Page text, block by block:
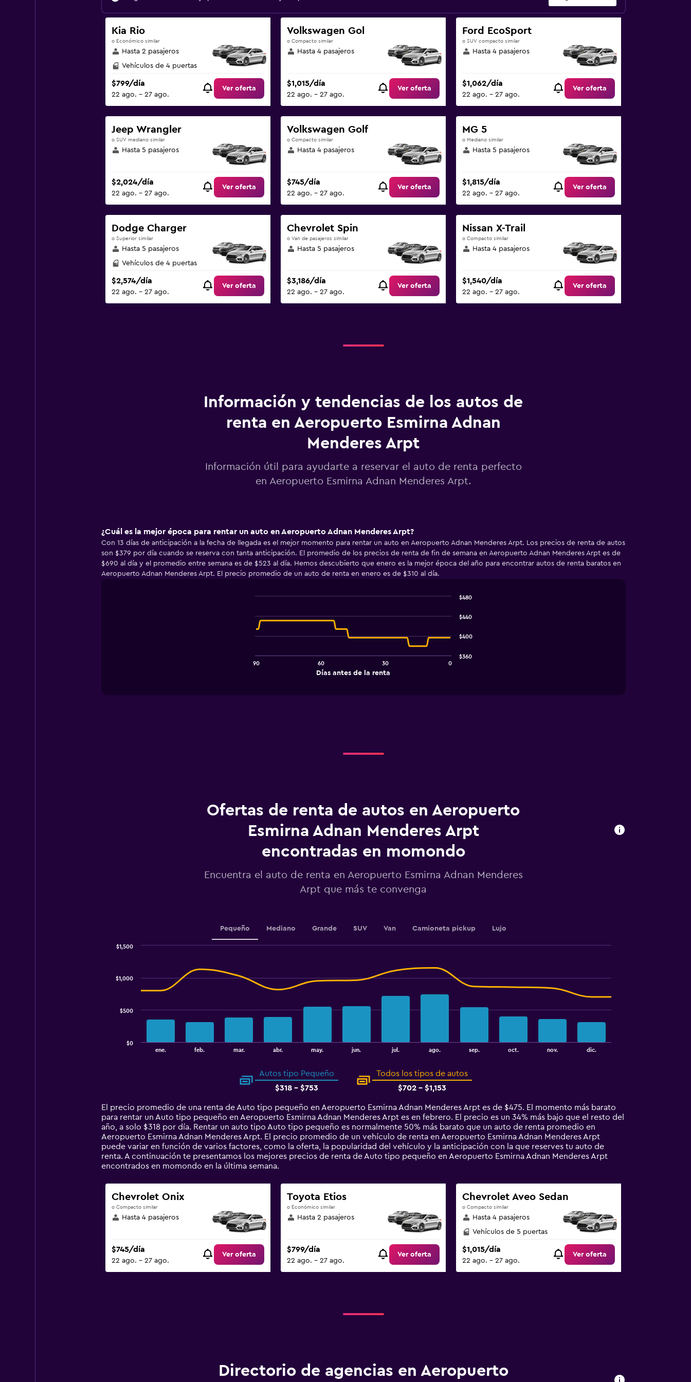
Kia Rio
o Económico similar
Hasta 2 pasajeros
Vehículos de 4 puertas
$799/día
22 ago. - 27 ago.
Ver oferta
Volkswagen Gol
o Compacto similar
Hasta 4 pasajeros
$1,015/día
22 ago. - 27 ago.
Ver oferta
Ford EcoSport
o SUV compacto similar
Hasta 4 pasajeros
$1,062/día
22 ago. - 27 ago.
Ver oferta
Jeep Wrangler
o SUV mediano similar
Hasta 5 pasajeros
$2,024/día
22 ago. - 27 ago.
Ver oferta
Volkswagen Golf
o Compacto similar
Hasta 4 pasajeros
$745/día
22 ago. - 27 ago.
Ver oferta
MG 5
o Mediano similar
Hasta 5 pasajeros
$1,815/día
22 ago. - 27 ago.
Ver oferta
Dodge Charger
o Superior similar
Hasta 5 pasajeros
Vehículos de 4 puertas
$2,574/día
22 ago. - 27 ago.
Ver oferta
Chevrolet Spin
o Van de pasajeros similar
Hasta 5 pasajeros
$3,186/día
22 ago. - 27 ago.
Ver oferta
Nissan X-Trail
o Compacto similar
Hasta 4 pasajeros
$1,540/día
22 ago. - 27 ago.
Ver oferta
Información y tendencias de los autos de
renta en Aeropuerto Esmirna Adnan
Menderes Arpt
Información útil para ayudarte a reservar el auto de renta perfecto
en Aeropuerto Esmirna Adnan Menderes Arpt.
¿Cuál es la mejor época para rentar un auto en Aeropuerto Adnan Menderes Arpt?
Con 13 días de anticipación a la fecha de llegada es el mejor momento para rentar un auto en Aeropuerto Adnan Menderes Arpt. Los precios de renta de autos
son $379 por día cuando se reserva con tanta anticipación. El promedio de los precios de renta de fin de semana en Aeropuerto Adnan Menderes Arpt es de
$690 al día y el promedio entre semana es de $523 al día. Hemos descubierto que enero es la mejor época del año para encontrar autos de renta baratos en
Aeropuerto Adnan Menderes Arpt. El precio promedio de un auto de renta en enero es de $310 al día.
chart
with
The
categories.
The
chart
has
displaying
Días antes de la renta
90 60 30 0
$360
$400
$440
$480
Ofertas de renta de autos en Aeropuerto
Esmirna Adnan Menderes Arpt
encontradas en momondo
Encuentra el auto de renta en Aeropuerto Esmirna Adnan Menderes
Arpt que más te convenga
Pequeño Mediano Grande SUV Van Camioneta pickup Lujo
14
categories.
The
chart
has
1
Y
displaying
values.
Range:
0
to
ene. feb. mar. abr. may. jun. jul. ago. sep. oct. nov. dic.
$0
$500
$1,000
$1,500
Autos tipo Pequeño
$318 - $753
Todos los tipos de autos
$702 - $1,153
El precio promedio de una renta de Auto tipo pequeño en Aeropuerto Esmirna Adnan Menderes Arpt es de $475. El momento más barato
para rentar un Auto tipo pequeño en Aeropuerto Esmirna Adnan Menderes Arpt es en febrero. El precio es un 34% más bajo que el resto del
año, a solo $318 por día. Rentar un auto tipo Auto tipo pequeño es normalmente 50% más barato que un auto de renta promedio en
Aeropuerto Esmirna Adnan Menderes Arpt. El precio promedio de un vehículo de renta en Aeropuerto Esmirna Adnan Menderes Arpt
puede variar en función de varios factores, como la oferta, la popularidad del vehículo y la anticipación con la que reserves tu auto de
renta. A continuación te presentamos los mejores precios de renta de Auto tipo pequeño en Aeropuerto Esmirna Adnan Menderes Arpt
encontrados en momondo en la última semana.
Chevrolet Onix
o Compacto similar
Hasta 4 pasajeros
$745/día
22 ago. - 27 ago.
Ver oferta
Toyota Etios
o Económico similar
Hasta 2 pasajeros
$799/día
22 ago. - 27 ago.
Ver oferta
Chevrolet Aveo Sedan
o Compacto similar
Hasta 4 pasajeros
Vehículos de 5 puertas
$1,015/día
22 ago. - 27 ago.
Ver oferta
Directorio de agencias en Aeropuerto